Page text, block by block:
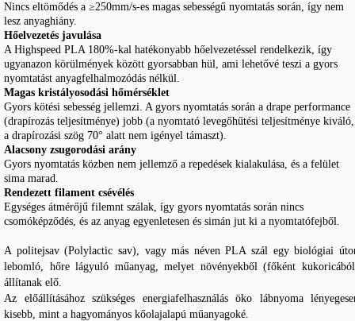
Nincs eltömődés a ≥250mm/s-es magas sebességű nyomtatás során, így nem
lesz anyaghiány.
Hőelvezetés javulása
A Highspeed PLA 180%-kal hatékonyabb hőelvezetéssel rendelkezik, így
ugyanazon körülmények között gyorsabban hül, ami lehetővé teszi a gyors
nyomtatást anyagfelhalmozódás nélkül.
Magas kristályosodási hőmérséklet
Gyors kötési sebesség jellemzi. A gyors nyomtatás során a drape performance
(drapírozás teljesítménye) jobb (a nyomtató levegőhűtési teljesítménye kiváló,
a drapírozási szög 70° alatt nem igényel támaszt).
Alacsony zsugorodási arány
Gyors nyomtatás közben nem jellemző a repedések kialakulása, és a felület
sima marad.
Rendezett filament csévélés
Egységes átmérőjű filemnt szálak, így gyors nyomtatás során nincs
csomóképződés, és az anyag egyenletesen és simán jut ki a nyomtatófejből.
A politejsav (Polylactic sav), vagy más néven PLA szál egy biológiai
lebomló, hőre lágyuló műanyag, melyet növényekből (főként
állítanak elő.
Az előállításához szükséges energiafelhasználás öko lábnyoma
kisebb, mint a hagyományos kőolajalapú műanyagoké.